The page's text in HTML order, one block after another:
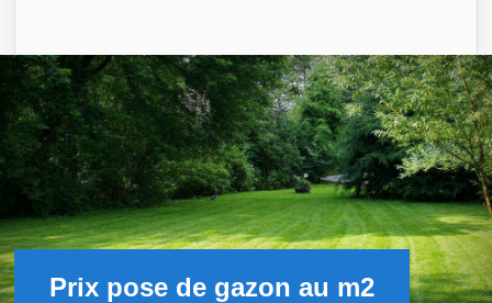
Prix pose de gazon au m2